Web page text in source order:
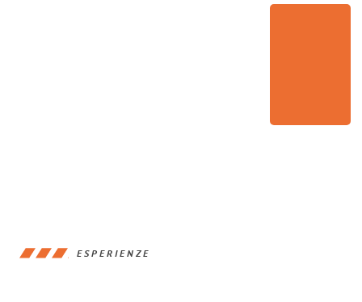
ESPERIENZE